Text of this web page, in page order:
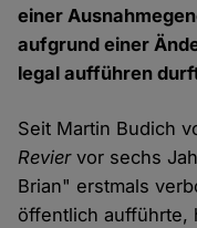
einer
aufgrund einer
legal aufführen
Seit Martin Budich
Reviervor sechs
Brian" erstmals
öffentlich aufführte,